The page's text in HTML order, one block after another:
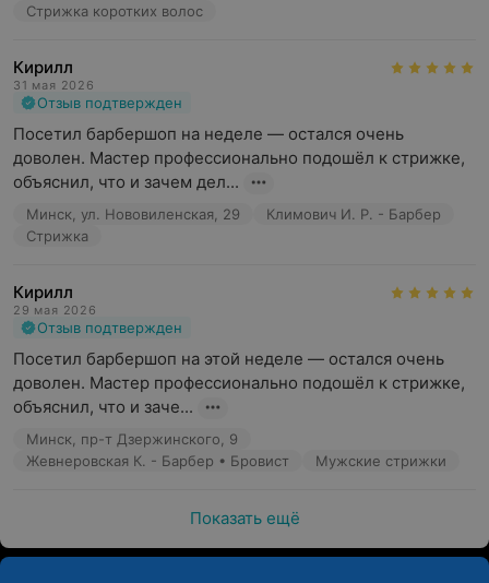
Стрижка коротких волос
Кирилл
31 мая 2026
Отзыв подтвержден
Посетил барбершоп на неделе — остался очень
доволен. Мастер профессионально подошёл к стрижке,
объяснил, что и зачем дел...
Минск, ул. Нововиленская, 29
Климович И. Р. - Барбер
Стрижка
Кирилл
29 мая 2026
Отзыв подтвержден
Посетил барбершоп на этой неделе — остался очень
доволен. Мастер профессионально подошёл к стрижке,
объяснил, что и заче...
Минск, пр-т Дзержинского, 9
Жевнеровская К. - Барбер • Бровист
Мужские стрижки
Показать ещё